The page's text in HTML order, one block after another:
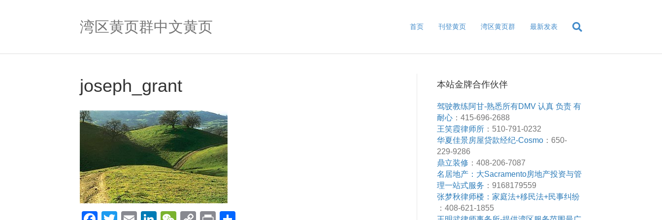
湾区黄页群中文黄页 首页 刊登黄页 湾区黄页群 最新发表
joseph_grant 本站金牌合作伙伴
驾驶教练阿甘-熟悉所有DMV 认真 负责 有
耐心 ：415-696-2688
王笑霞律师所 ：510-791-0232
华夏佳景房屋贷款经纪-Cosmo ：650-
229-9286
鼎立装修 ：408-206-7087
名居地产：大Sacramento房地产投资与管
理一站式服务 ：9168179559
张梦秋律师楼：家庭法+移民法+民事纠纷
：408-621-1855